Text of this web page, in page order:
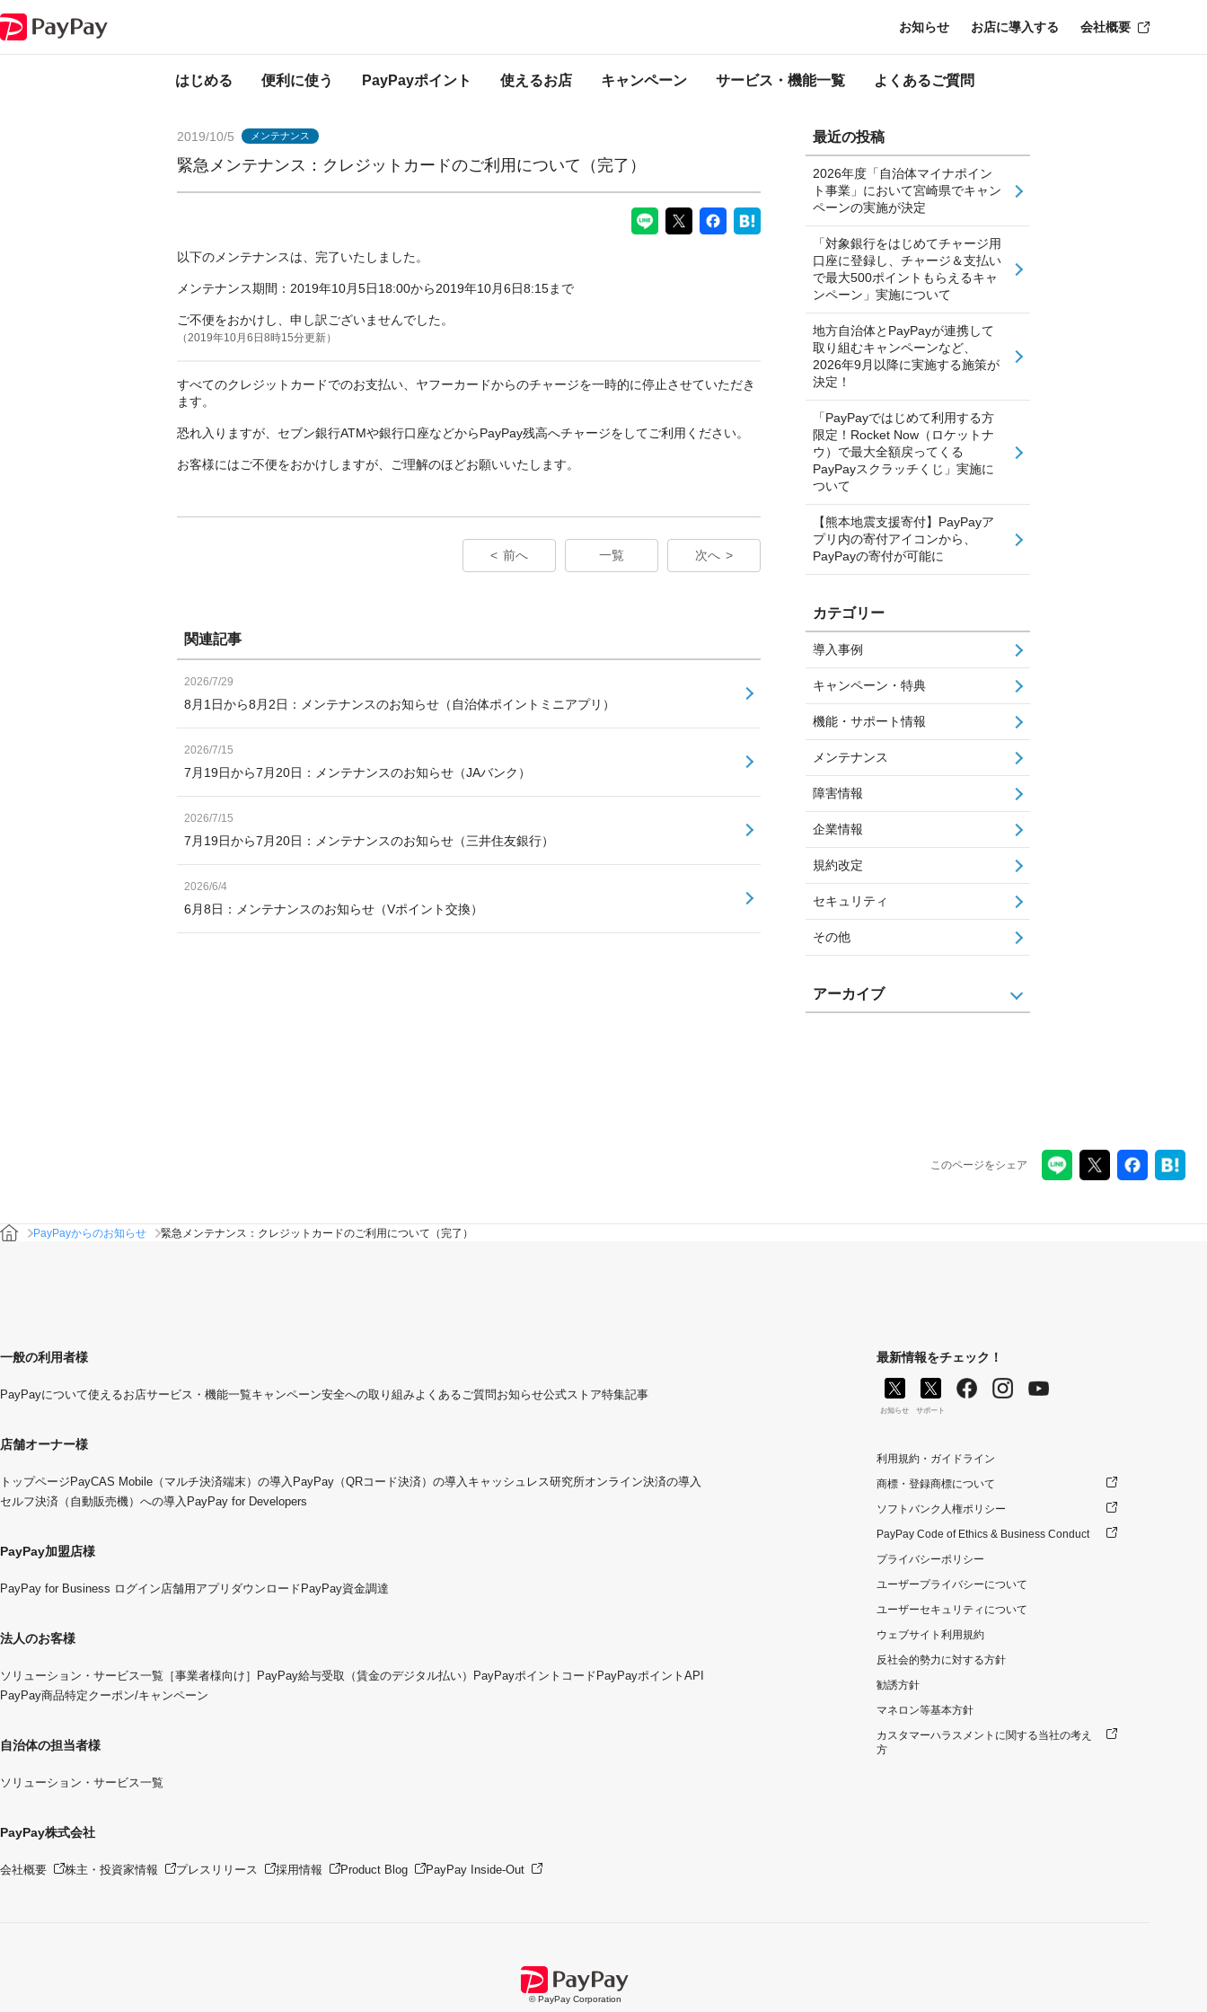
はじめる 便利に使う PayPayポイント 使えるお店 キャンペーン サービス・機能一覧 よくあるご質問
お知らせ お店に導入する 会社概要
PayPayからのお知らせ
2019/10/5 メンテナンス
緊急メンテナンス：クレジットカードのご利用について（完了）
以下のメンテナンスは、完了いたしました。
メンテナンス期間：2019年10月5日18:00から2019年10月6日8:15まで
ご不便をおかけし、申し訳ございませんでした。
（2019年10月6日8時15分更新）
すべてのクレジットカードでのお支払い、ヤフーカードからのチャージを一時的に停止させていただき
ます。
恐れ入りますが、セブン銀行ATMや銀行口座などからPayPay残高へチャージをしてご利用ください。
お客様にはご不便をおかけしますが、ご理解のほどお願いいたします。
前へ 一覧 次へ
関連記事
2026/7/29
8月1日から8月2日：メンテナンスのお知らせ（自治体ポイントミニアプリ）
2026/7/15
7月19日から7月20日：メンテナンスのお知らせ（JAバンク）
2026/7/15
7月19日から7月20日：メンテナンスのお知らせ（三井住友銀行）
2026/6/4
6月8日：メンテナンスのお知らせ（Vポイント交換）
最近の投稿
2026年度「自治体マイナポイン
ト事業」において宮崎県でキャン
ペーンの実施が決定
「対象銀行をはじめてチャージ用
口座に登録し、チャージ＆支払い
で最大500ポイントもらえるキャ
ンペーン」実施について
地方自治体とPayPayが連携して
取り組むキャンペーンなど、
2026年9月以降に実施する施策が
決定！
「PayPayではじめて利用する方
限定！Rocket Now（ロケットナ
ウ）で最大全額戻ってくる
PayPayスクラッチくじ」実施に
ついて
【熊本地震支援寄付】PayPayア
プリ内の寄付アイコンから、
PayPayの寄付が可能に
カテゴリー
導入事例
キャンペーン・特典
機能・サポート情報
メンテナンス
障害情報
企業情報
規約改定
セキュリティ
その他
アーカイブ
このページをシェア
PayPayからのお知らせ 緊急メンテナンス：クレジットカードのご利用について（完了）
一般の利用者様
PayPayについて使えるお店サービス・機能一覧キャンペーン安全への取り組みよくあるご質問お知らせ公式ストア特集記事
店舗オーナー様
トップページ PayCAS Mobile（マルチ決済端末）の導入 PayPay（QRコード決済）の導入 キャッシュレス研究所オンライン決済の導入
セルフ決済（自動販売機）への導入 PayPay for Developers
PayPay加盟店様
PayPay for Business ログイン店舗用アプリダウンロード PayPay資金調達
法人のお客様
ソリューション・サービス一覧 ［事業者様向け］PayPay給与受取（賃金のデジタル払い） PayPayポイントコード PayPayポイントAPI
PayPay商品特定クーポン/キャンペーン
自治体の担当者様
ソリューション・サービス一覧
PayPay株式会社
会社概要 株主・投資家情報 プレスリリース 採用情報 Product Blog PayPay Inside-Out
最新情報をチェック！
お知らせ サポート
利用規約・ガイドライン
商標・登録商標について
ソフトバンク人権ポリシー
PayPay Code of Ethics & Business Conduct
プライバシーポリシー
ユーザープライバシーについて
ユーザーセキュリティについて
ウェブサイト利用規約
反社会的勢力に対する方針
勧誘方針
マネロン等基本方針
カスタマーハラスメントに関する当社の考え
方
© PayPay Corporation